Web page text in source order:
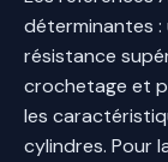
déterminantes
résistance
crochetage et
les
cylindres. Pour